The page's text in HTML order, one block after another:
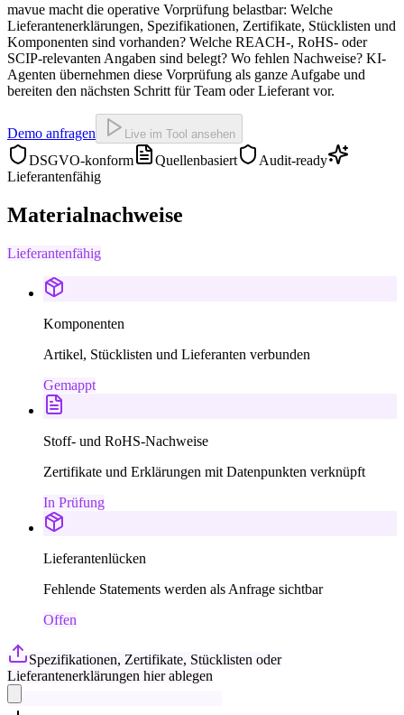
mavue macht die operative Vorprüfung belastbar: Welche
Lieferantenerklärungen, Spezifikationen, Zertifikate, Stücklisten und
Komponenten sind vorhanden? Welche REACH-, RoHS- oder
SCIP-relevanten Angaben sind belegt? Wo fehlen Nachweise? KI-
Agenten übernehmen diese Vorprüfung als ganze Aufgabe und
bereiten den nächsten Schritt für Team oder Lieferant vor.
Demo anfragen Live im Tool ansehen
DSGVO-konform Quellenbasiert
Audit-ready
Lieferantenfähig
Materialnachweise
Lieferantenfähig
Komponenten
Artikel, Stücklisten und Lieferanten verbunden
Gemappt
Stoff- und RoHS-Nachweise
Zertifikate und Erklärungen mit Datenpunkten verknüpft
In Prüfung
Lieferantenlücken
Fehlende Statements werden als Anfrage sichtbar
Offen
Spezifikationen, Zertifikate, Stücklisten oder
Lieferantenerklärungen hier ablegen